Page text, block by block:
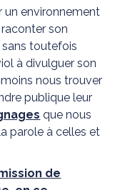
un environnement
son
toutefois
à divulguer son
nous trouver
publique leur
que nous
parole à celles et
de